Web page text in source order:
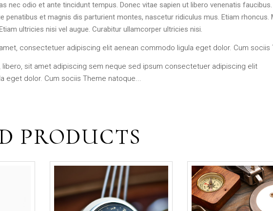
nec odio et ante tincidunt tempus. Donec vitae sapien ut libero venenatis
penatibus et magnis dis parturient montes, nascetur ridiculus mus. Etiam
ultricies nisi vel augue. Curabitur ullamcorper ultricies nisi.
consectetuer adipiscing elit aenean commodo ligula eget dolor. Cum sociis
libero, sit amet adipiscing sem neque sed ipsum consectetuer adipiscing elit
eget dolor. Cum sociis Theme natoque...
PRODUCTS